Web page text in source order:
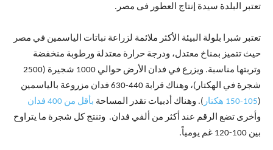
تعتبر البلدة سيدة إنتاج العطور فى مصر.
تعتبر شبرا بلولة البيئة الأكثر ملائمة لزراعة نباتات الياسمين في مصر
حيث تتميز بمناخ معتدل، ودرجة حرارة معتدلة ورطوبة منخفضة
وتربتها مناسبة. ويزرع في فدان الأرض حوالي 1000 شجيرة (2500
شجرة في الهكتار)، وهناك قرابة 440-630 فدان مزروعة بالياسمين
(
105-150 هكتار ). وهناك أدبيات تقدر المساحة بأقل من 400 فدان
وأخرى تضع الرقم عند أكثر من ألفي فدان. وتنتج كل شجرة ما يتراوح
بين 100-120 غم يومياً.